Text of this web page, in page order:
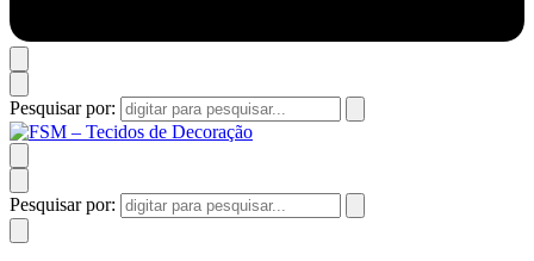
Pesquisar por:
Pesquisar por: